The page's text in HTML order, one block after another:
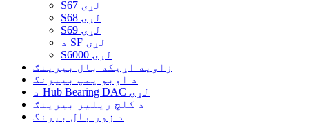
S67 لړۍ
S68 لړۍ
S69 لړۍ
د SF لړۍ
S6000 لړۍ
زاویه اړیکه بال بیرینګ
د اوبو پمپ بییرنگ
د Hub Bearing DAC لړۍ
د کلچ ریلیز بیرینګ
د زور بال بیرنگ